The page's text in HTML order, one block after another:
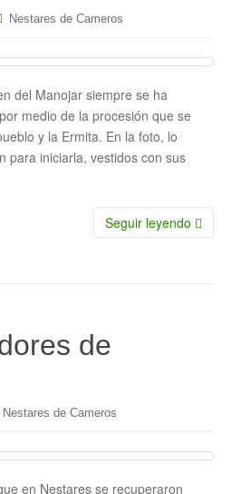
Nestares de Cameros
del Manojar siempre se ha
medio de la procesión que se
y la Ermita. En la foto, lo
para iniciarla, vestidos con sus
Seguir leyendo
de
Nestares de Cameros
en Nestares se recuperaron